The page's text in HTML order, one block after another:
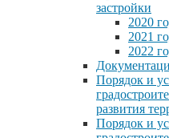
застройки
2020
2021
2022
Порядок и
развития
Порядок и